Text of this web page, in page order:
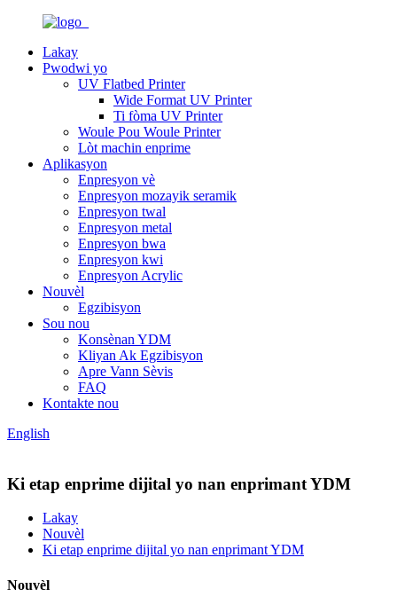
Lakay
Pwodwi yo
UV Flatbed Printer
Wide Format UV Printer
Ti fòma UV Printer
Woule Pou Woule Printer
Lòt machin enprime
Aplikasyon
Enpresyon vè
Enpresyon mozayik seramik
Enpresyon twal
Enpresyon metal
Enpresyon bwa
Enpresyon kwi
Enpresyon Acrylic
Nouvèl
Egzibisyon
Sou nou
Konsènan YDM
Kliyan Ak Egzibisyon
Apre Vann Sèvis
FAQ
Kontakte nou
English
Ki etap enprime dijital yo nan enprimant YDM
Lakay
Nouvèl
Ki etap enprime dijital yo nan enprimant YDM
Nouvèl